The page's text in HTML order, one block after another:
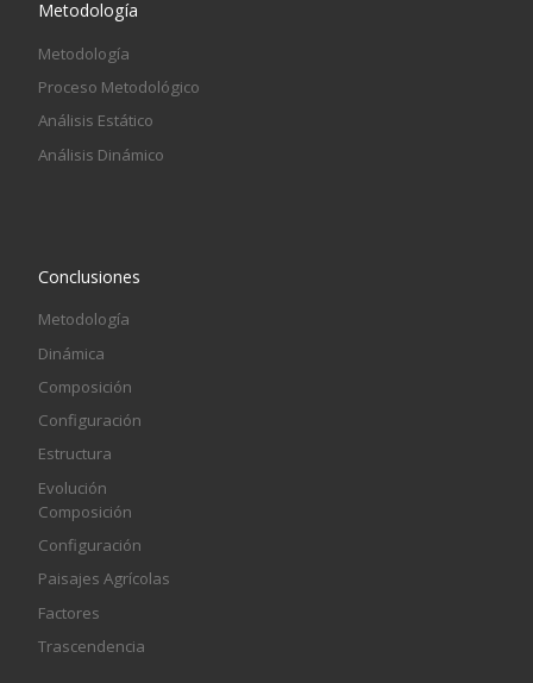
Metodología
Metodología
Proceso Metodológico
Análisis Estático
Análisis Dinámico
Conclusiones
Metodología
Dinámica
Composición
Configuración
Estructura
Evolución
Composición
Configuración
Paisajes Agrícolas
Factores
Trascendencia